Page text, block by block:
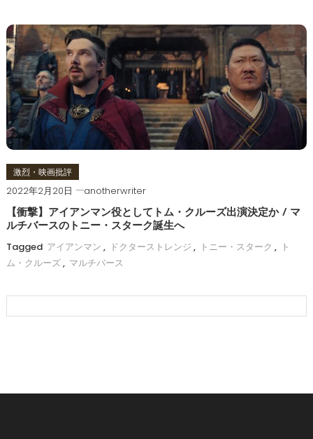
激烈・映画批評
2022年2月20日 anotherwriter
【衝撃】アイアンマン役としてトム・クルーズ出演決定か / マ
ルチバースのトニー・スターク誕生へ
Tagged アイアンマン , ドクターストレンジ , トニー・スターク , ト
ム・クルーズ, マルチバース